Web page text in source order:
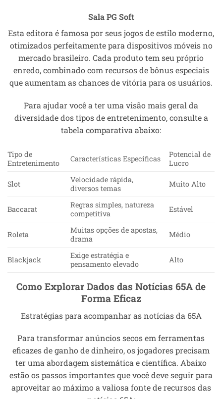
Sala PG Soft
Esta editora é famosa por seus jogos de estilo moderno,
otimizados perfeitamente para dispositivos móveis no
mercado brasileiro. Cada produto tem seu próprio
enredo, combinado com recursos de bônus especiais
que aumentam as chances de vitória para os usuários.
Para ajudar você a ter uma visão mais geral da
diversidade dos tipos de entretenimento, consulte a
tabela comparativa abaixo:
Tipo de
Entretenimento
Características Específicas
Potencial de
Lucro
Slot
Velocidade rápida,
diversos temas
Muito Alto
Baccarat
Regras simples, natureza
competitiva
Estável
Roleta
Muitas opções de apostas,
drama
Médio
Blackjack
Exige estratégia e
pensamento elevado
Alto
Como Explorar Dados das Notícias 65A de
Forma Eficaz
Estratégias para acompanhar as notícias da 65A
Para transformar anúncios secos em ferramentas
eficazes de ganho de dinheiro, os jogadores precisam
ter uma abordagem sistemática e científica. Abaixo
estão os passos importantes que você deve seguir para
aproveitar ao máximo a valiosa fonte de recursos das